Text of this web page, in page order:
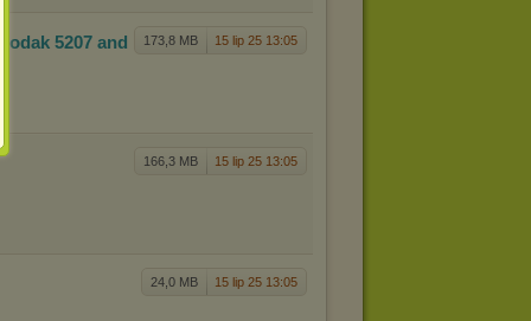
173,8 MB 15 lip 25 13:05
5207 and
166,3 MB 15 lip 25 13:05
24,0 MB 15 lip 25 13:05